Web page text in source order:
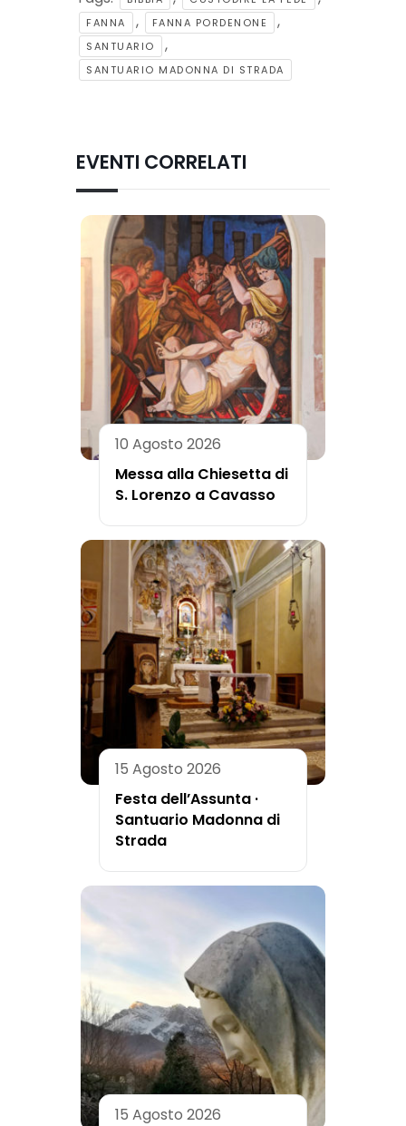
FANNA , FANNA PORDENONE ,
SANTUARIO ,
SANTUARIO MADONNA DI STRADA
EVENTI CORRELATI
10 Agosto 2026
Messa alla Chiesetta di
S. Lorenzo a Cavasso
15 Agosto 2026
Festa dell’Assunta ·
Santuario Madonna di
Strada
15 Agosto 2026